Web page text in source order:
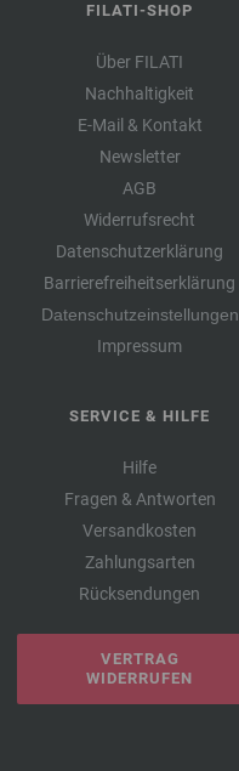
FILATI-SHOP
Über FILATI
Nachhaltigkeit
E-Mail & Kontakt
Newsletter
AGB
Widerrufsrecht
Datenschutzerklärung
Barrierefreiheitserklärung
Datenschutzeinstellungen
Impressum
SERVICE & HILFE
Hilfe
Fragen & Antworten
Versandkosten
Zahlungsarten
Rücksendungen
VERTRAG
WIDERRUFEN